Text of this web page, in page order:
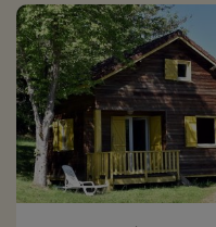
› Située à 10 km
› Parc sportif gonflable
› Parc de jeux pour enfant
› Piscines
› Paddle, canoë pédalos
› Structures gonflables
sportif...)
› Trottinettes, mini-golf, kart à
› Restauration rapide